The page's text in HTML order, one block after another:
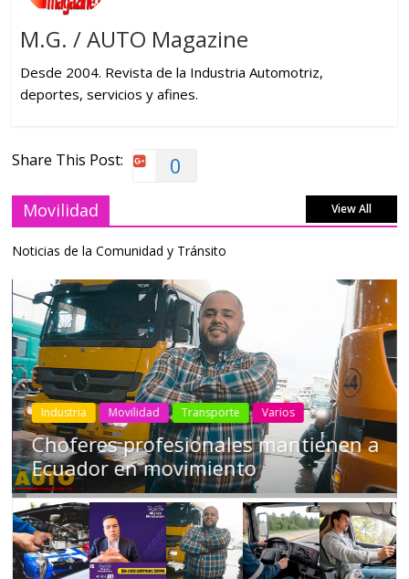
M.G. / AUTO Magazine
Desde 2004. Revista de la Industria Automotriz,
deportes, servicios y afines.
Share This Post: 0
Movilidad View All
Noticias de la Comunidad y Tránsito
Industria Movilidad Transporte Varios
Choferes profesionales mantienen a
Ecuador en movimiento